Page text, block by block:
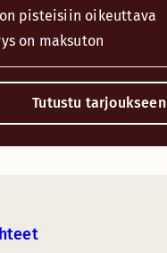
pisteisiin oikeuttava
on maksuton
Tutustu tarjoukseen